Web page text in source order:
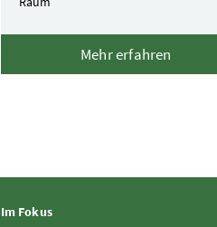
Mehr erfahren
Im Fokus